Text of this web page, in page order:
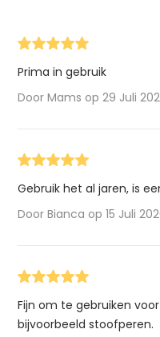
Prima in gebruik
Door Mams op 29 Juli
Gebruik het al jaren, is
Door Bianca op 15 Juli
Fijn om te gebruiken
bijvoorbeeld stoofperen.